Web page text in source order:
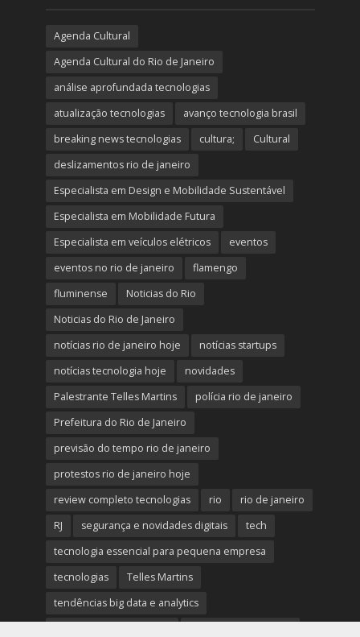
Agenda Cultural
Agenda Cultural do Rio de Janeiro
análise aprofundada tecnologias
atualização tecnologias
avanço tecnologia brasil
breaking news tecnologias
cultura;
Cultural
deslizamentos rio de janeiro
Especialista em Design e Mobilidade Sustentável
Especialista em Mobilidade Futura
Especialista em veículos elétricos
eventos
eventos no rio de janeiro
flamengo
fluminense
Noticias do Rio
Noticias do Rio de Janeiro
notícias rio de janeiro hoje
notícias startups
notícias tecnologia hoje
novidades
Palestrante Telles Martins
polícia rio de janeiro
Prefeitura do Rio de Janeiro
previsão do tempo rio de janeiro
protestos rio de janeiro hoje
review completo tecnologias
rio
rio de janeiro
RJ
segurança e novidades digitais
tech
tecnologia essencial para pequena empresa
tecnologias
Telles Martins
tendências big data e analytics